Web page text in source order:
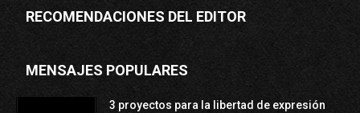
RECOMENDACIONES DEL EDITOR
MENSAJES POPULARES
3 proyectos para la libertad de expresión